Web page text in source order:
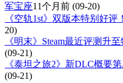
军宝座11个月前 (09-20)
《空轨1st》双版本特别好评
20)
《明末》Steam最近评测升
(09-21)
《泰坦之旅2》新DLC概要
(09-21)